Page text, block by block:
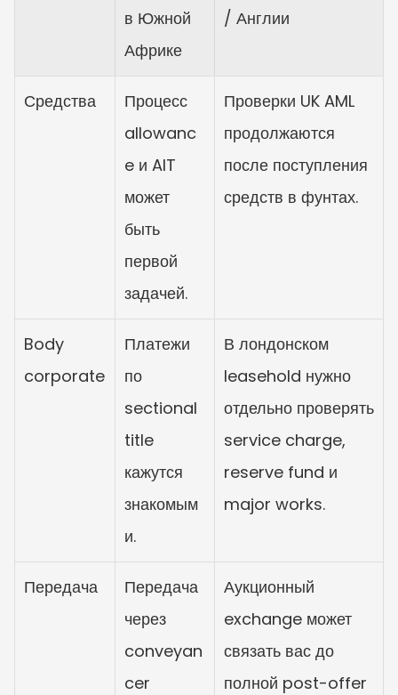
в Южной
Африке
/ Англии
Средства
Процесс
allowanc
e и AIT
может
быть
первой
задачей.
Проверки UK AML
продолжаются
после поступления
средств в фунтах.
Body
corporate
Платежи
по
sectional
title
кажутся
знакомым
и.
В лондонском
leasehold нужно
отдельно проверять
service charge,
reserve fund и
major works.
Передача
Передача
через
conveyan
cer
Аукционный
exchange может
связать вас до
полной post-offer